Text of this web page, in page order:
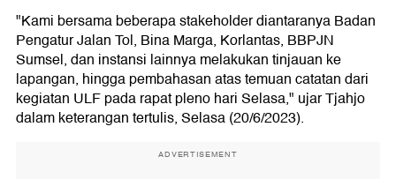
"Kami bersama beberapa stakeholder diantaranya Badan
Pengatur Jalan Tol, Bina Marga, Korlantas, BBPJN
Sumsel, dan instansi lainnya melakukan tinjauan ke
lapangan, hingga pembahasan atas temuan catatan dari
kegiatan ULF pada rapat pleno hari Selasa," ujar Tjahjo
dalam keterangan tertulis, Selasa (20/6/2023).
ADVERTISEMENT